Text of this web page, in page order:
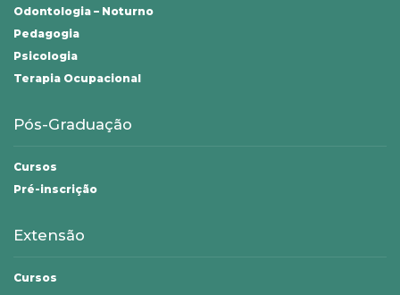
Odontologia – Noturno
Pedagogia
Psicologia
Terapia Ocupacional
Pós-Graduação
Cursos
Pré-inscrição
Extensão
Cursos